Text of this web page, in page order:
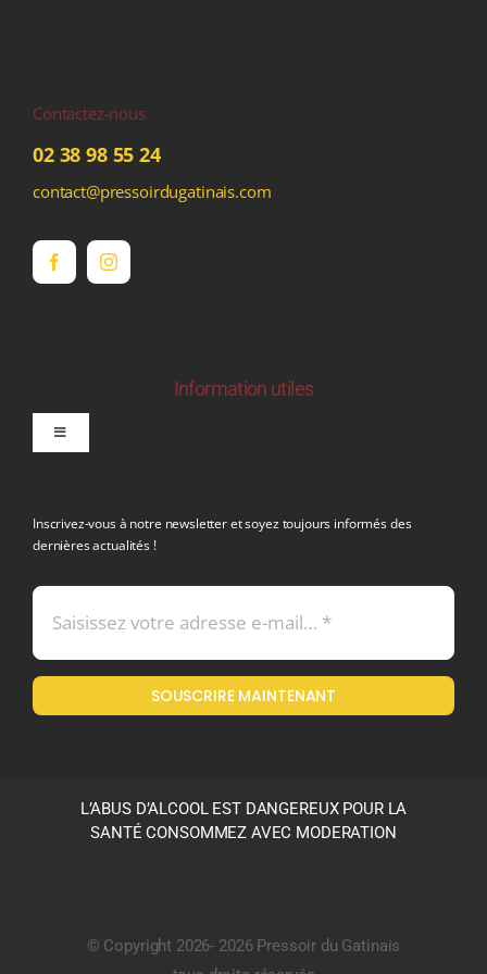
Contactez-nous
02 38 98 55 24
contact@pressoirdugatinais.com
Information utiles
Toggle
Mentions légales
Politique en matière de remboursements et de retours
Inscrivez-vous à notre newsletter et soyez toujours informés des
dernières actualités !
SOUSCRIRE MAINTENANT
L’ABUS D’ALCOOL EST DANGEREUX POUR LA
SANTÉ CONSOMMEZ AVEC MODERATION
© Copyright 2026- 2026 Pressoir du Gatinais